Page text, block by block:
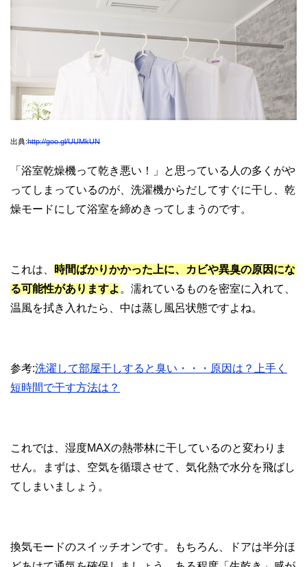
出典:http://goo.gl/UUMkUN
「浴室乾燥機って乾き悪い！」と思っている人の多くがや
ってしまっているのが、洗濯機からだしてすぐに干し、乾
燥モードにして浴室を締めきってしまうのです。
これは、
時間ばかりかかった上に、カビや異臭の原因にな
る可能性がありますよ 。濡れているものを密室に入れて、
温風を拭き入れたら、中は蒸し風呂状態ですよね。
参考:洗濯して部屋干しすると臭い・・・原因は？上手く
短時間で干す方法は？
これでは、湿度MAXの熱帯林に干しているのと変わりま
せん。まずは、空気を循環させて、気化熱で水分を飛ばし
てしまいましょう。
換気モードのスイッチオンです。もちろん、ドアは半分ほ